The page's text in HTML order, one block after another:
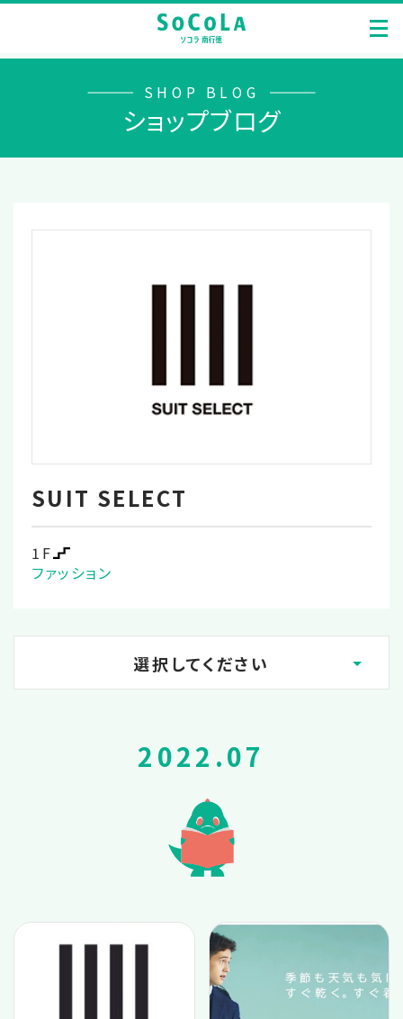
SHOP BLOG
ショップブログ
SUIT SELECT
1F
ファッション
選択してください
2022.12
2022.11
2022.10
2022.09
2022.07
2022.07